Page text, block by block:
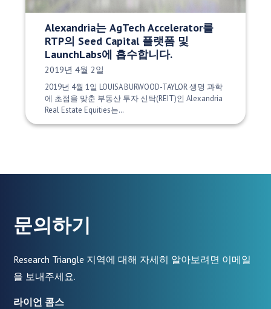
Alexandria는 AgTech Accelerator를
RTP의 Seed Capital 플랫폼 및
LaunchLabs에 흡수합니다.
게시 날짜:
2019년 4월 2일
2019년 4월 1일 LOUISA BURWOOD-TAYLOR 생명 과학
에 초점을 맞춘 부동산 투자 신탁(REIT)인 Alexandria
Real Estate Equities는…
문의하기
Research Triangle 지역에 대해 자세히 알아보려면 이메일
을 보내주세요.
라이언 콤스